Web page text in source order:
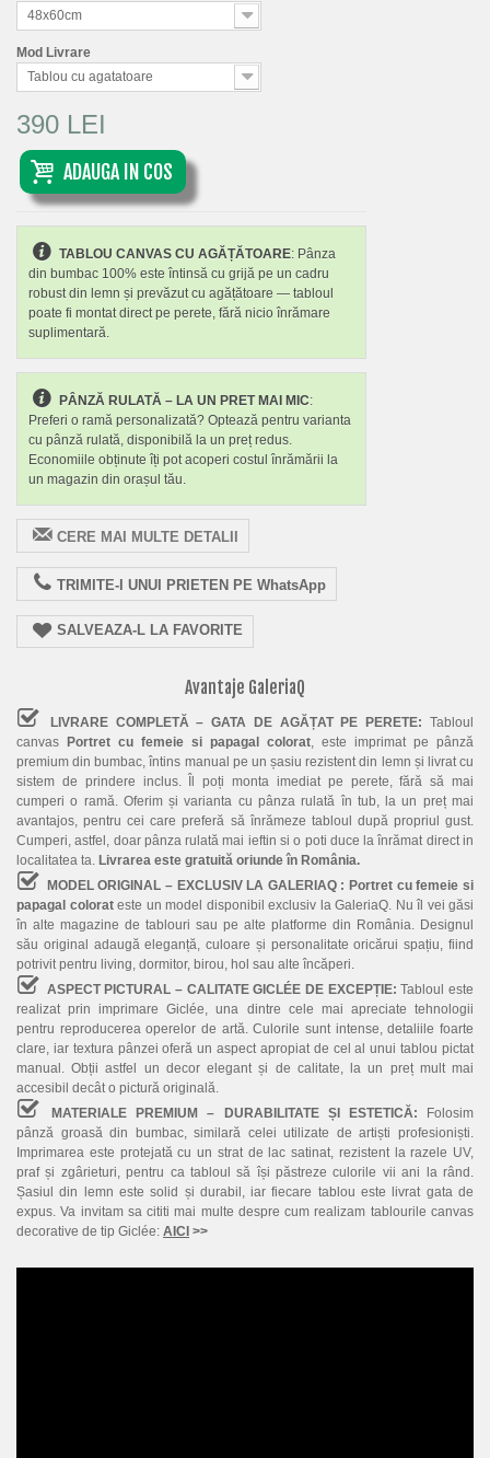
48x60cm
Mod Livrare
Tablou cu agatatoare
390 LEI
ADAUGA IN COS
TABLOU CANVAS CU AGĂȚĂTOARE: Pânza
din bumbac 100% este întinsă cu grijă pe un cadru
robust din lemn și prevăzut cu agățătoare — tabloul
poate fi montat direct pe perete, fără nicio înrămare
suplimentară.
PÂNZĂ RULATĂ – LA UN PRET MAI MIC:
Preferi o ramă personalizată? Optează pentru varianta
cu pânză rulată, disponibilă la un preț redus.
Economiile obținute îți pot acoperi costul înrămării la
un magazin din orașul tău.
CERE MAI MULTE DETALII
TRIMITE-I UNUI PRIETEN PE WhatsApp
SALVEAZA-L LA FAVORITE
Avantaje GaleriaQ
LIVRARE COMPLETĂ – GATA DE AGĂȚAT PE PERETE:Tabloul
canvas Portret cu femeie si papagal colorat, este imprimat pe pânză
premium din bumbac, întins manual pe un șasiu rezistent din lemn și livrat cu
sistem de prindere inclus. Îl poți monta imediat pe perete, fără să mai
cumperi o ramă. Oferim și varianta cu pânza rulată în tub, la un preț mai
avantajos, pentru cei care preferă să înrămeze tabloul după propriul gust.
Cumperi, astfel, doar pânza rulată mai ieftin si o poti duce la înrămat direct in
localitatea ta. Livrarea este gratuită oriunde în România.
MODEL ORIGINAL – EXCLUSIV LA GALERIAQ :Portret cu femeie si
papagal colorateste un model disponibil exclusiv la GaleriaQ. Nu îl vei găsi
în alte magazine de tablouri sau pe alte platforme din România. Designul
său original adaugă eleganță, culoare și personalitate oricărui spațiu, fiind
potrivit pentru living, dormitor, birou, hol sau alte încăperi.
ASPECT PICTURAL – CALITATE GICLÉE DE EXCEPȚIE: Tabloul este
realizat prin imprimare Giclée, una dintre cele mai apreciate tehnologii
pentru reproducerea operelor de artă. Culorile sunt intense, detaliile foarte
clare, iar textura pânzei oferă un aspect apropiat de cel al unui tablou pictat
manual. Obții astfel un decor elegant și de calitate, la un preț mult mai
accesibil decât o pictură originală.
MATERIALE PREMIUM – DURABILITATE ȘI ESTETICĂ: Folosim
pânză groasă din bumbac, similară celei utilizate de artiști profesioniști.
Imprimarea este protejată cu un strat de lac satinat, rezistent la razele UV,
praf și zgârieturi, pentru ca tabloul să își păstreze culorile vii ani la rând.
Șasiul din lemn este solid și durabil, iar fiecare tablou este livrat gata de
expus. Va invitam sa cititi mai multe despre cum realizam tablourile canvas
decorative de tip Giclée: AICI >>